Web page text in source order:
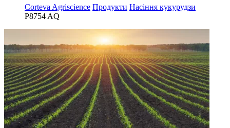
Corteva Agriscience Продукти Насіння кукурудзи
P8754 AQ